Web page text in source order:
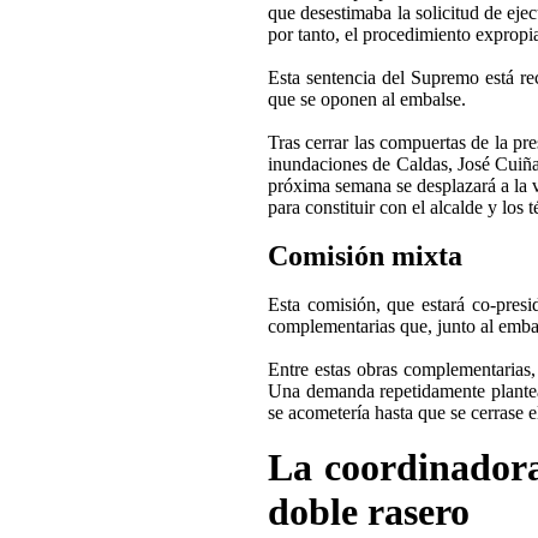
que desestimaba la solicitud de
por tanto, el procedimiento
Esta sentencia del Supremo está
que se oponen al embalse.
Tras cerrar las compuertas de la
inundaciones de Caldas, José
próxima semana se desplazará a
para constituir con el alcalde y los
Comisión mixta
Esta comisión, que estará co-
complementarias que, junto al
Entre estas obras
Una demanda repetidamente
se acometería hasta que se cerrase
La
doble rasero